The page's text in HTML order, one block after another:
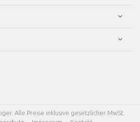
Alle Preise inklusive gesetzlicher MwSt.